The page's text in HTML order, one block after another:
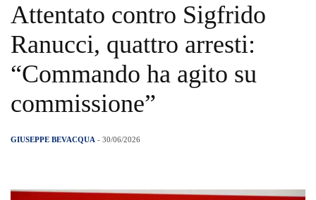
Attentato contro Sigfrido
Ranucci, quattro arresti:
“Commando ha agito su
commissione”
GIUSEPPE BEVACQUA - 30/06/2026